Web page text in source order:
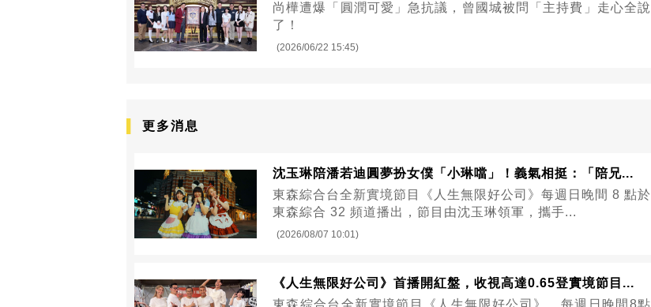
尚樺遭爆「圓潤可愛」急抗議，曾國城被問「主持費」走心全說
了！
(2026/06/22 15:45)
更多消息
沈玉琳陪潘若迪圓夢扮女僕「小琳噹」！義氣相挺：「陪兄...
東森綜合台全新實境節目《人生無限好公司》每週日晚間 8 點於
東森綜合 32 頻道播出，節目由沈玉琳領軍，攜手...
(2026/08/07 10:01)
《人生無限好公司》首播開紅盤，收視高達0.65登實境節目...
東森綜合台全新實境節目《人生無限好公司》，每週日晚間8點